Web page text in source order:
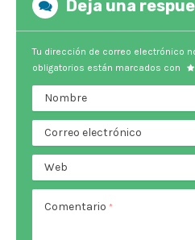
Deja una
Tu dirección de correo electrónico
obligatorios están marcados con
Nombre
Correo electrónico
Web
Comentario *